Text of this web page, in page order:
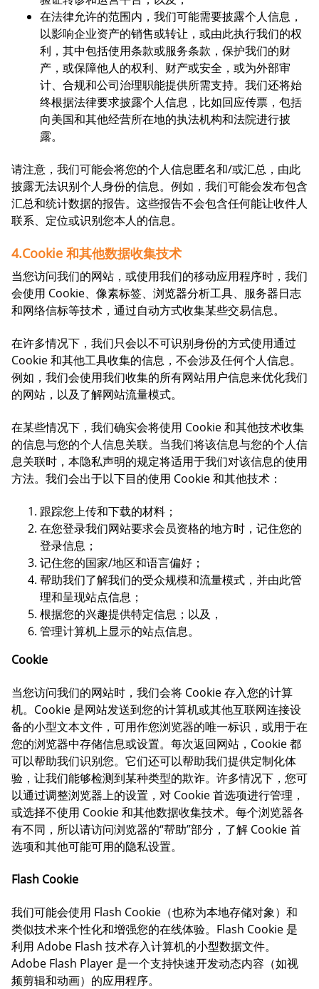
在法律允许的范围内，我们可能需要披露个人信息，
以影响企业资产的销售或转让，或由此执行我们的权
利，其中包括使用条款或服务条款，保护我们的财
产，或保障他人的权利、财产或安全，或为外部审
计、合规和公司治理职能提供所需支持。我们还将始
终根据法律要求披露个人信息，比如回应传票，包括
向美国和其他经营所在地的执法机构和法院进行披
露。
请注意，我们可能会将您的个人信息匿名和/或汇总，由此
披露无法识别个人身份的信息。例如，我们可能会发布包含
汇总和统计数据的报告。这些报告不会包含任何能让收件人
联系、定位或识别您本人的信息。
4.Cookie 和其他数据收集技术
当您访问我们的网站，或使用我们的移动应用程序时，我们
会使用 Cookie、像素标签、浏览器分析工具、服务器日志
和网络信标等技术，通过自动方式收集某些交易信息。
在许多情况下，我们只会以不可识别身份的方式使用通过
Cookie 和其他工具收集的信息，不会涉及任何个人信息。
例如，我们会使用我们收集的所有网站用户信息来优化我们
的网站，以及了解网站流量模式。
在某些情况下，我们确实会将使用 Cookie 和其他技术收集
的信息与您的个人信息关联。当我们将该信息与您的个人信
息关联时，本隐私声明的规定将适用于我们对该信息的使用
方法。我们会出于以下目的使用 Cookie 和其他技术：
跟踪您上传和下载的材料；
在您登录我们网站要求会员资格的地方时，记住您的
登录信息；
记住您的国家/地区和语言偏好；
帮助我们了解我们的受众规模和流量模式，并由此管
理和呈现站点信息；
根据您的兴趣提供特定信息；以及，
管理计算机上显示的站点信息。
Cookie
当您访问我们的网站时，我们会将 Cookie 存入您的计算
机。Cookie 是网站发送到您的计算机或其他互联网连接设
备的小型文本文件，可用作您浏览器的唯一标识，或用于在
您的浏览器中存储信息或设置。每次返回网站，Cookie 都
可以帮助我们识别您。它们还可以帮助我们提供定制化体
验，让我们能够检测到某种类型的欺诈。许多情况下，您可
以通过调整浏览器上的设置，对 Cookie 首选项进行管理，
或选择不使用 Cookie 和其他数据收集技术。每个浏览器各
有不同，所以请访问浏览器的“帮助”部分，了解 Cookie 首
选项和其他可能可用的隐私设置。
Flash Cookie
我们可能会使用 Flash Cookie（也称为本地存储对象）和
类似技术来个性化和增强您的在线体验。Flash Cookie 是
利用 Adobe Flash 技术存入计算机的小型数据文件。
Adobe Flash Player 是一个支持快速开发动态内容（如视
频剪辑和动画）的应用程序。